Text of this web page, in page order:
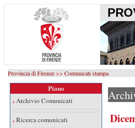
Provincia di Firenze>> Comunicati stampa
Piano
›Archivio Comunicati
›Ricerca comunicati